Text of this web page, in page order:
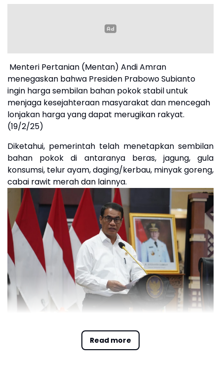
Read more
Menteri Pertanian (Mentan) Andi Amran
menegaskan bahwa Presiden Prabowo Subianto
ingin harga sembilan bahan pokok stabil untuk
menjaga kesejahteraan masyarakat dan mencegah
lonjakan harga yang dapat merugikan rakyat.
(19/2/25)
Diketahui, pemerintah telah menetapkan sembilan
bahan pokok di antaranya beras, jagung, gula
konsumsi, telur ayam, daging/kerbau, minyak goreng,
cabai rawit merah dan lainnya.
Menteri Pertanian (Mentan) Andi Amran